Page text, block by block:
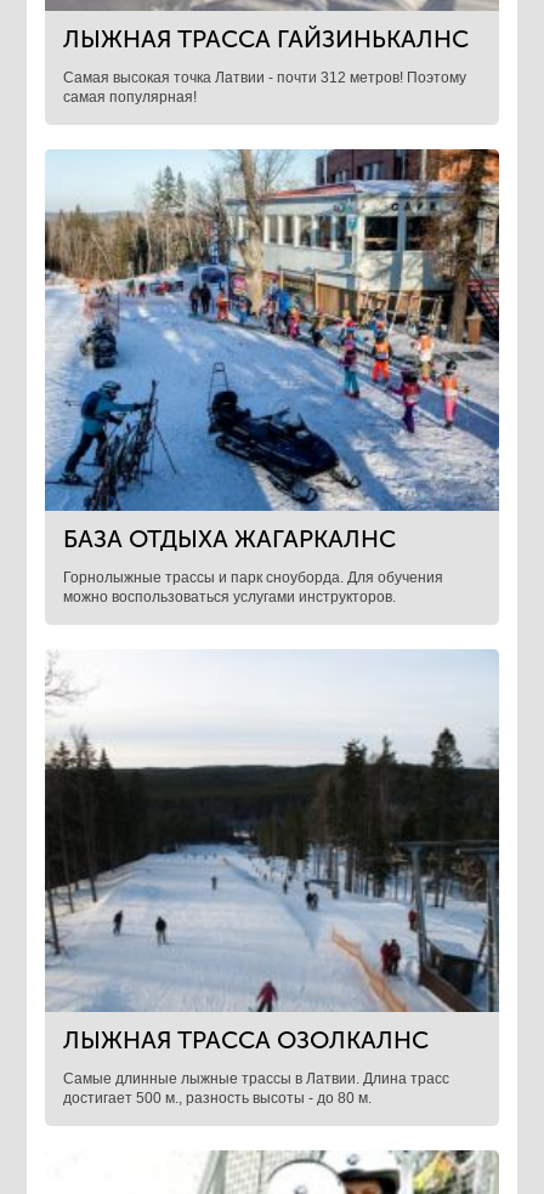
ЛЫЖНАЯ ТРАССА ГАЙЗИНЬКАЛНС
Самая высокая точка Латвии - почти 312 метров! Поэтому
самая популярная!
БАЗА ОТДЫХА ЖАГАРКАЛНС
Горнолыжные трассы и парк сноуборда. Для обучения
можно воспользоваться услугами инструкторов.
ЛЫЖНАЯ ТРАССА ОЗОЛКАЛНС
Самые длинные лыжные трассы в Латвии. Длина трасс
достигает 500 м., разность высоты - до 80 м.